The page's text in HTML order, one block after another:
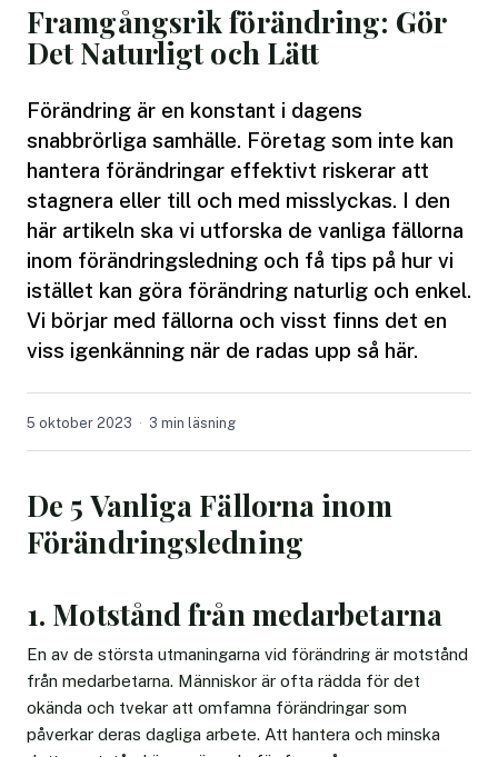
Framgångsrik förändring: Gör
Det Naturligt och Lätt
Förändring är en konstant i dagens
snabbrörliga samhälle. Företag som inte kan
hantera förändringar effektivt riskerar att
stagnera eller till och med misslyckas. I den
här artikeln ska vi utforska de vanliga fällorna
inom förändringsledning och få tips på hur vi
istället kan göra förändring naturlig och enkel.
Vi börjar med fällorna och visst finns det en
viss igenkänning när de radas upp så här.
5 oktober 2023 3 min läsning
De 5 Vanliga Fällorna inom
Förändringsledning
1. Motstånd från medarbetarna
En av de största utmaningarna vid förändring är motstånd
från medarbetarna. Människor är ofta rädda för det
okända och tvekar att omfamna förändringar som
påverkar deras dagliga arbete. Att hantera och minska